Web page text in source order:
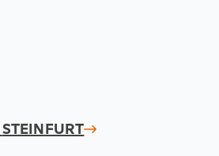
STEINFURT